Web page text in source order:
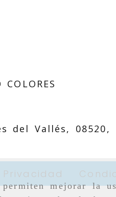
mejorar la
del Vallés, 08520,
Privacidad